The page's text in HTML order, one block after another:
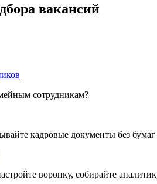
вакансий
сотрудникам?
кадровые документы без
воронку, собирайте